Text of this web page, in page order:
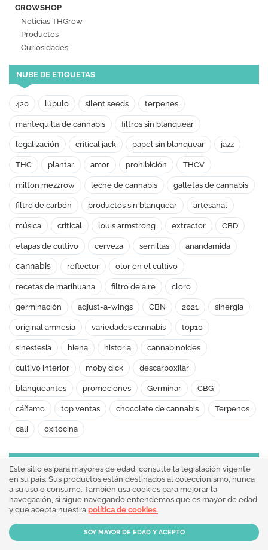
GROWSHOP
Noticias THGrow
Productos
Curiosidades
NUBE DE ETIQUETAS
420 lúpulo silent seeds terpenes
mantequilla de cannabis filtros sin blanquear
legalización critical jack papel sin blanquear jazz
THC plantar amor prohibición THCV
milton mezzrow leche de cannabis galletas de cannabis
filtro de carbón productos sin blanquear artesanal
música critical louis armstrong extractor CBD
etapas de cultivo cerveza semillas anandamida
cannabis reflector olor en el cultivo
recetas de marihuana filtro de aire cloro
germinación adjust-a-wings CBN 2021 sinergia
original amnesia variedades cannabis top10
sinestesia hiena historia cannabinoides
cultivo interior moby dick descarboxilar
blanqueantes promociones Germinar CBG
cáñamo top ventas chocolate de cannabis Terpenos
cali oxitocina
SUPER BOOF X RAINBOW SHERBET #11 FEMINIZADA
Sweet Seeds
CANNABIS ALTO CBD INDOOR AMNESIA
Este sitio es para mayores de edad, consulte la legislación vigente
en su país. Sus productos están destinados al coleccionismo, nunca
a su uso o consumo. También usa cookies para mejorar la
navegación, si sigue navegando entendemos que es mayor de edad
y que acepta nuestra política de cookies.